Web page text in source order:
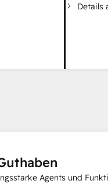
Details
Agents und